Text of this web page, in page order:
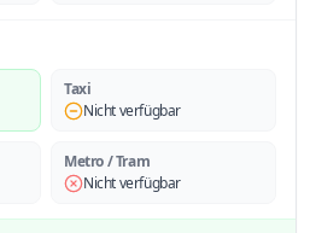
Taxi
Nicht verfügbar
Metro / Tram
Nicht verfügbar